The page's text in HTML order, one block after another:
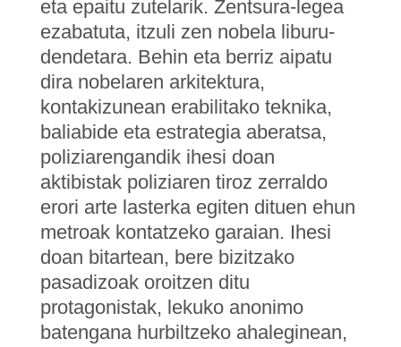
eta epaitu zutelarik. Zentsura-legea
ezabatuta, itzuli zen nobela liburu-
dendetara. Behin eta berriz aipatu
dira nobelaren arkitektura,
kontakizunean erabilitako teknika,
baliabide eta estrategia aberatsa,
poliziarengandik ihesi doan
aktibistak poliziaren tiroz zerraldo
erori arte lasterka egiten dituen ehun
metroak kontatzeko garaian. Ihesi
doan bitartean, bere bizitzako
pasadizoak oroitzen ditu
protagonistak, lekuko anonimo
batengana hurbiltzeko ahaleginean,